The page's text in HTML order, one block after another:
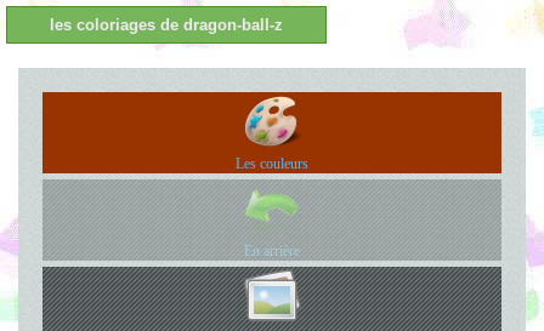
les coloriages de dragon-ball-z
Les couleurs
En arrière